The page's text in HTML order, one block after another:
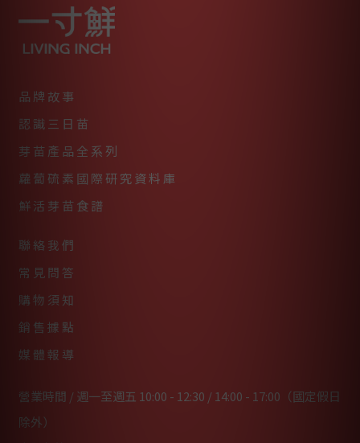
品牌故事
認識三日苗
芽苗產品全系列
蘿蔔硫素國際研究資料庫
鮮活芽苗食譜
聯絡我們
常見問答
購物須知
銷售據點
媒體報導
營業時間 / 週一至週五 10:00 - 12:30 / 14:00 - 17:00（國定假日
除外）